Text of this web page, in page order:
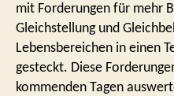
mit Forderungen für mehr
Gleichstellung und
Lebensbereichen in einen
gesteckt. Diese
kommenden Tagen